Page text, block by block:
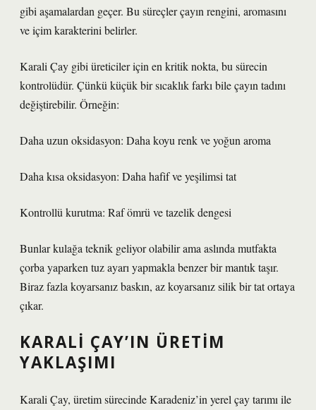
gibi aşamalardan geçer. Bu süreçler çayın rengini, aromasını
ve içim karakterini belirler.
Karali Çay gibi üreticiler için en kritik nokta, bu sürecin
kontrolüdür. Çünkü küçük bir sıcaklık farkı bile çayın tadını
değiştirebilir. Örneğin:
Daha uzun oksidasyon: Daha koyu renk ve yoğun aroma
Daha kısa oksidasyon: Daha hafif ve yeşilimsi tat
Kontrollü kurutma: Raf ömrü ve tazelik dengesi
Bunlar kulağa teknik geliyor olabilir ama aslında mutfakta
çorba yaparken tuz ayarı yapmakla benzer bir mantık taşır.
Biraz fazla koyarsanız baskın, az koyarsanız silik bir tat ortaya
çıkar.
KARALI ÇAY’IN ÜRETIM
YAKLAŞIMI
Karali Çay, üretim sürecinde Karadeniz’in yerel çay tarımı ile